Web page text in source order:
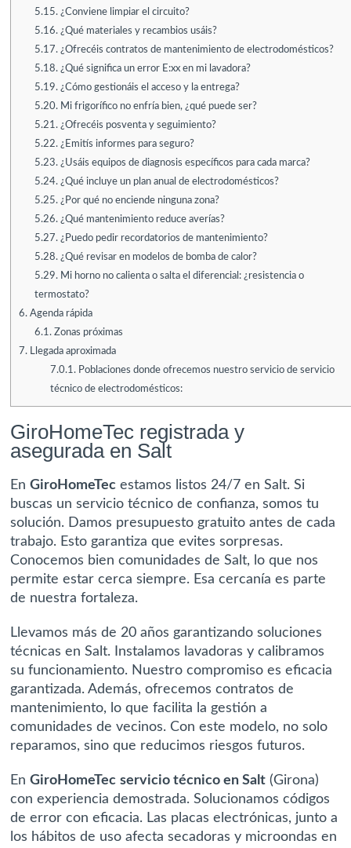
5.15. ¿Conviene limpiar el circuito?
5.16. ¿Qué materiales y recambios usáis?
5.17. ¿Ofrecéis contratos de mantenimiento de electrodomésticos?
5.18. ¿Qué significa un error E:xx en mi lavadora?
5.19. ¿Cómo gestionáis el acceso y la entrega?
5.20. Mi frigorífico no enfría bien, ¿qué puede ser?
5.21. ¿Ofrecéis posventa y seguimiento?
5.22. ¿Emitís informes para seguro?
5.23. ¿Usáis equipos de diagnosis específicos para cada marca?
5.24. ¿Qué incluye un plan anual de electrodomésticos?
5.25. ¿Por qué no enciende ninguna zona?
5.26. ¿Qué mantenimiento reduce averías?
5.27. ¿Puedo pedir recordatorios de mantenimiento?
5.28. ¿Qué revisar en modelos de bomba de calor?
5.29. Mi horno no calienta o salta el diferencial: ¿resistencia o
termostato?
6. Agenda rápida
6.1. Zonas próximas
7. Llegada aproximada
7.0.1. Poblaciones donde ofrecemos nuestro servicio de servicio
técnico de electrodomésticos:
GiroHomeTec registrada y
asegurada en Salt
EnGiroHomeTec estamos listos 24/7 en Salt. Si
buscas un servicio técnico de confianza, somos tu
solución. Damos presupuesto gratuito antes de cada
trabajo. Esto garantiza que evites sorpresas.
Conocemos bien comunidades de Salt, lo que nos
permite estar cerca siempre. Esa cercanía es parte
de nuestra fortaleza.
Llevamos más de 20 años garantizando soluciones
técnicas en Salt. Instalamos lavadoras y calibramos
su funcionamiento. Nuestro compromiso es eficacia
garantizada. Además, ofrecemos contratos de
mantenimiento, lo que facilita la gestión a
comunidades de vecinos. Con este modelo, no solo
reparamos, sino que reducimos riesgos futuros.
EnGiroHomeTec servicio técnico en Salt (Girona)
con experiencia demostrada. Solucionamos códigos
de error con eficacia. Las placas electrónicas, junto a
los hábitos de uso afecta secadoras y microondas en